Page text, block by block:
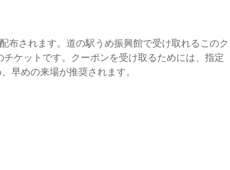
布されます。道の駅うめ振興館で受け取れるこのク
ケットです。クーポンを受け取るためには、指定
早めの来場が推奨されます。